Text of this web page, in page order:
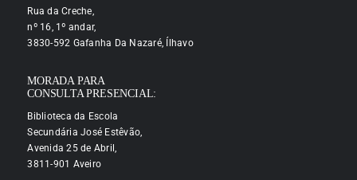
Rua da Creche,
nº 16, 1º andar,
3830-592 Gafanha Da Nazaré, Ílhavo
MORADA PARA
CONSULTA PRESENCIAL:
Biblioteca da Escola
Secundária José Estêvão,
Avenida 25 de Abril,
3811-901 Aveiro